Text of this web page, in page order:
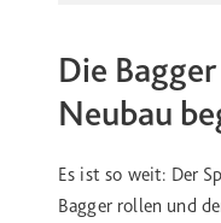
Die
Neubau
Es ist so weit: Der
Bagger rollen und